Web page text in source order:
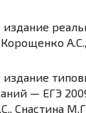
издание
— ЕГЭ
Снастина